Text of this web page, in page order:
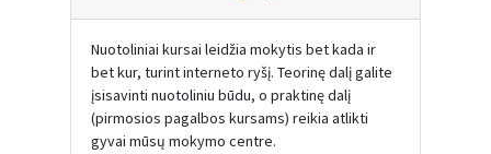
Nuotoliniai kursai leidžia mokytis bet kada ir
bet kur, turint interneto ryšį. Teorinę dalį galite
įsisavinti nuotoliniu būdu, o praktinę dalį
(pirmosios pagalbos kursams) reikia atlikti
gyvai mūsų mokymo centre.